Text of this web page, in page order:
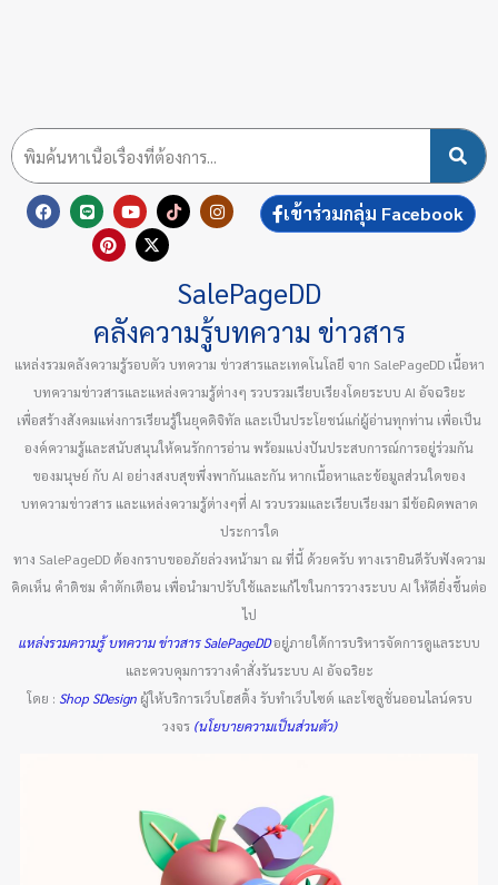
F
a
L
i
n
e
Y
o
u
t
T
i
k
I
n
g
r
m
P
n
t
t
X
t
w
r
เข้าร่วมกลุ่ม Facebook
SalePageDD
คลังความรู้บทความ ข่าวสาร
แหล่งรวมคลังความรู้รอบตัว บทความ ข่าวสารและเทคโนโลยี จาก SalePageDD เนื้อหา
บทความข่าวสารและแหล่งความรู้ต่างๆ รวบรวมเรียบเรียงโดยระบบ AI อัจฉริยะ
เพื่อสร้างสังคมแห่งการเรียนรู้ในยุคดิจิทัล และเป็นประโยชน์แก่ผู้อ่านทุกท่าน เพื่อเป็น
องค์ความรู้และสนับสนุนให้คนรักการอ่าน พร้อมแบ่งปันประสบการณ์การอยู่ร่วมกัน
ของมนุษย์ กับ AI อย่างสงบสุขพึ่งพากันและกัน หากเนื้อหาและข้อมูลส่วนใดของ
บทความข่าวสาร และแหล่งความรู้ต่างๆที่ AI รวบรวมและเรียบเรียงมา มีข้อผิดพลาด
ประการใด
ทาง SalePageDD ต้องกราบขออภัยล่วงหน้ามา ณ ที่นี้ ด้วยครับ ทางเรายินดีรับฟังความ
คิดเห็น คำติชม คำตักเตือน เพื่อนำมาปรับใช้และแก้ไขในการวางระบบ AI ให้ดียิ่งขึ้นต่อ
ไป
แหล่งรวมความรู้ บทความ ข่าวสาร SalePageDDอยู่ภายใต้การบริหารจัดการดูแลระบบ
และควบคุมการวางคำสั่งรันระบบ AI อัจฉริยะ
โดย : Shop SDesign ผู้ให้บริการเว็บโฮสติ้ง รับทำเว็บไซต์ และโซลูชั่นออนไลน์ครบ
วงจร(นโยบายความเป็นส่วนตัว)